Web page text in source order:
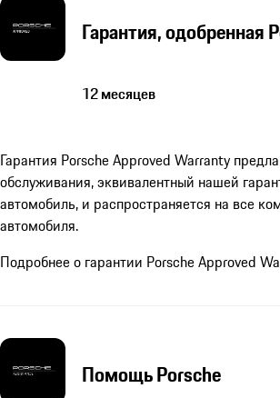
Гарантия, одобренная
12 месяцев
Гарантия Porsche Approved Warranty
обслуживания, эквивалентный нашей
автомобиль, и распространяется на все
автомобиля.
Подробнее о гарантии Porsche Approved
Помощь Porsche